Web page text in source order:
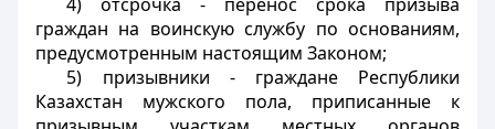
граждан на воинскую службу по основаниям,
предусмотренным настоящим Законом;
5) призывники - граждане Республики
Казахстан мужского пола, приписанные к